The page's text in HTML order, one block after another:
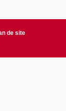
de site